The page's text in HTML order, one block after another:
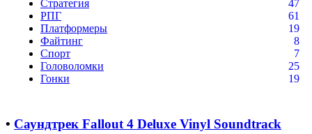
Стратегия
47
РПГ
61
Платформеры
19
Файтинг
8
Спорт
7
Головоломки
25
Гонки
19
• Саундтрек Fallout 4 Deluxe Vinyl Soundtrack